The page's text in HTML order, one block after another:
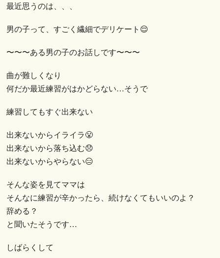
最近思うのは、、、
男の子って、すごく繊細でデリケート😌
〜〜〜ある男の子のお話しです〜〜〜
曲が難しくなり
何だか最近練習がはかどらない…そうで
練習してもすぐ出来ない
出来ないからイライラ😤
出来ないから落ち込む😞
出来ないからやらない😑
そんな姿を見てママは
そんなに練習が辛かったら、続けなくてもいいのよ？
辞める？
と聞いたそうです…
しばらくして